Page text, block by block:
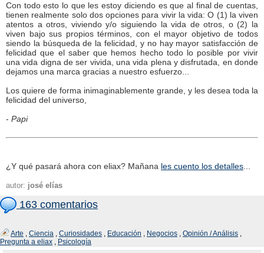
Con todo esto lo que les estoy diciendo es que al final de cuentas,
tienen realmente solo dos opciones para vivir la vida: O (1) la viven
atentos a otros, viviendo y/o siguiendo la vida de otros, o (2) la
viven bajo sus propios términos, con el mayor objetivo de todos
siendo la búsqueda de la felicidad, y no hay mayor satisfacción de
felicidad que el saber que hemos hecho todo lo posible por vivir
una vida digna de ser vivida, una vida plena y disfrutada, en donde
dejamos una marca gracias a nuestro esfuerzo...
Los quiere de forma inimaginablemente grande, y les desea toda la
felicidad del universo,
- Papi
¿Y qué pasará ahora con eliax? Mañana les cuento los detalles
autor: josé elías
163 comentarios
Arte , Ciencia , Curiosidades , Educación , Negocios , Opinión / Análisis ,
Pregunta a eliax , Psicología